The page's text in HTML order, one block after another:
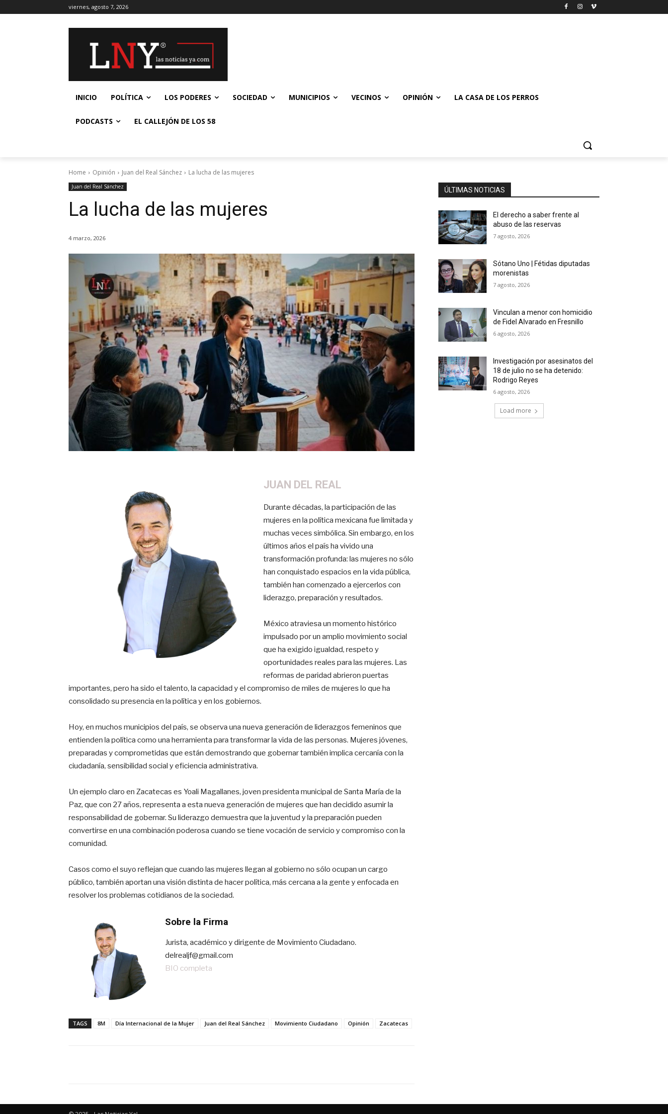
viernes, agosto 7, 2026
INICIO POLÍTICA LOS PODERES SOCIEDAD MUNICIPIOS VECINOS OPINIÓN LA CASA DE LOS PERROS
PODCASTS EL CALLEJÓN DE LOS 58
Home Opinión Juan del Real Sánchez La lucha de las mujeres
Juan del Real Sánchez
La lucha de las mujeres
4 marzo, 2026
JUAN DEL REAL
Durante décadas, la participación de las
mujeres en la política mexicana fue limitada y
muchas veces simbólica. Sin embargo, en los
últimos años el país ha vivido una
transformación profunda: las mujeres no sólo
han conquistado espacios en la vida pública,
también han comenzado a ejercerlos con
liderazgo, preparación y resultados.
México atraviesa un momento histórico
impulsado por un amplio movimiento social
que ha exigido igualdad, respeto y
oportunidades reales para las mujeres. Las
reformas de paridad abrieron puertas
importantes, pero ha sido el talento, la capacidad y el compromiso de miles de mujeres lo que ha
consolidado su presencia en la política y en los gobiernos.
Hoy, en muchos municipios del país, se observa una nueva generación de liderazgos femeninos que
entienden la política como una herramienta para transformar la vida de las personas. Mujeres jóvenes,
preparadas y comprometidas que están demostrando que gobernar también implica cercanía con la
ciudadanía, sensibilidad social y eficiencia administrativa.
Un ejemplo claro en Zacatecas es Yoali Magallanes, joven presidenta municipal de Santa María de la
Paz, que con 27 años, representa a esta nueva generación de mujeres que han decidido asumir la
responsabilidad de gobernar. Su liderazgo demuestra que la juventud y la preparación pueden
convertirse en una combinación poderosa cuando se tiene vocación de servicio y compromiso con la
comunidad.
Casos como el suyo reflejan que cuando las mujeres llegan al gobierno no sólo ocupan un cargo
público, también aportan una visión distinta de hacer política, más cercana a la gente y enfocada en
resolver los problemas cotidianos de la sociedad.
Sobre la Firma
Jurista, académico y dirigente de Movimiento Ciudadano.
delrealjf@gmail.com
BIO completa
TAGS 8M Día Internacional de la Mujer Juan del Real Sánchez Movimiento Ciudadano Opinión Zacatecas
ÚLTIMAS NOTICIAS
El derecho a saber frente al
abuso de las reservas
7 agosto, 2026
Sótano Uno | Fétidas diputadas
morenistas
7 agosto, 2026
Vinculan a menor con homicidio
de Fidel Alvarado en Fresnillo
6 agosto, 2026
Investigación por asesinatos del
18 de julio no se ha detenido:
Rodrigo Reyes
6 agosto, 2026
Load more